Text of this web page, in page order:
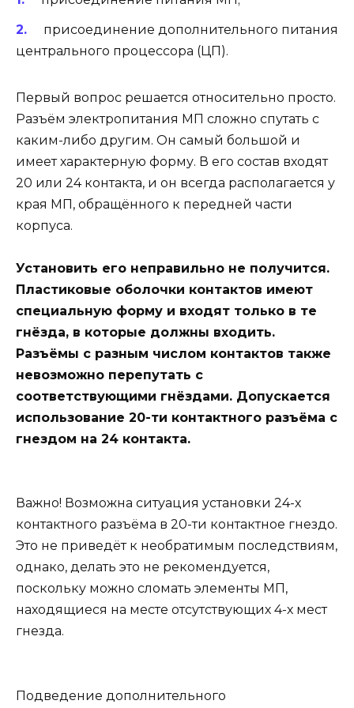
присоединение дополнительного питания
центрального процессора (ЦП).
Первый вопрос решается относительно просто.
Разъём электропитания МП сложно спутать с
каким-либо другим. Он самый большой и
имеет характерную форму. В его состав входят
20 или 24 контакта, и он всегда располагается у
края МП, обращённого к передней части
корпуса.
Установить его неправильно не получится.
Пластиковые оболочки контактов имеют
специальную форму и входят только в те
гнёзда, в которые должны входить.
Разъёмы с разным числом контактов также
невозможно перепутать с
соответствующими гнёздами. Допускается
использование 20-ти контактного разъёма с
гнездом на 24 контакта.
Важно! Возможна ситуация установки 24-х
контактного разъёма в 20-ти контактное гнездо.
Это не приведёт к необратимым последствиям,
однако, делать это не рекомендуется,
поскольку можно сломать элементы МП,
находящиеся на месте отсутствующих 4-х мест
гнезда.
Подведение дополнительного